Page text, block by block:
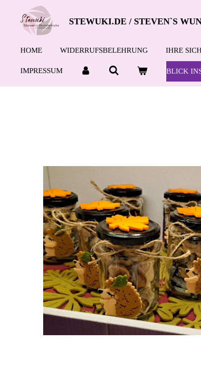
Hauptinhalt
STEWUKI.DE / STEVEN`S
HOME WIDERRUFSBELEHRUNG IHRE
IMPRESSUM BLICK